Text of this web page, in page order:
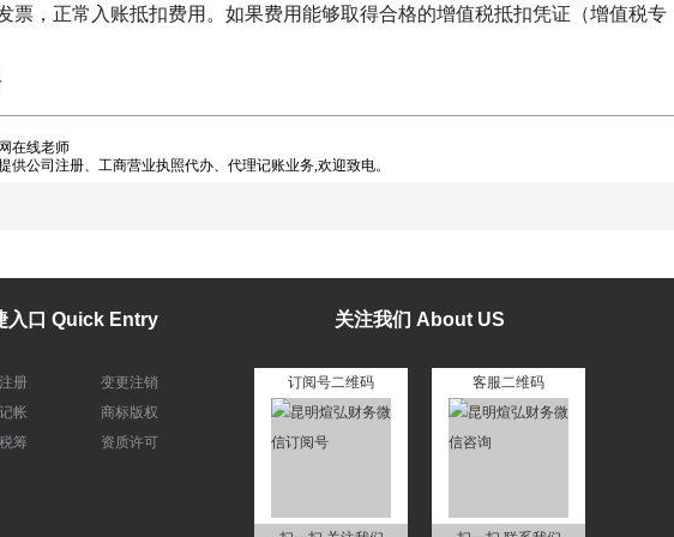
，正常入账抵扣费用。如果费用能够取得合格的增值税抵扣凭证（增值税专
在线老师
司注册、工商营业执照代办、代理记账业务,欢迎致电。
入口 Quick Entry
册
变更注销
帐
商标版权
筹
资质许可
关注我们 About US
订阅号二维码 客服二维码